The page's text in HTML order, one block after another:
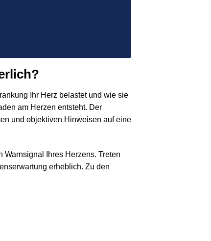
Ihr Herz belastet und wie sie
am Herzen entsteht. Der
und objektiven Hinweisen auf eine
Ihres Herzens. Treten
erheblich. Zu den